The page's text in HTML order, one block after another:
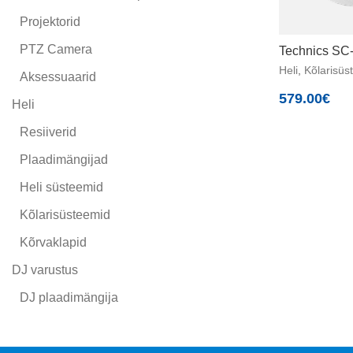
Projektorid
PTZ Camera
Aksessuaarid
Heli
Resiiverid
Plaadimängijad
Heli süsteemid
Kõlarisüsteemid
Kõrvaklapid
DJ varustus
DJ plaadimängija
Technics
Heli,
579.00€